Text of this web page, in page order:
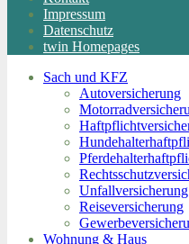
Impressum
Datenschutz
twin Homepages
Sach und KFZ
Autoversicherung
Unfallversicherung
Reiseversicherung
Wohnung & Haus